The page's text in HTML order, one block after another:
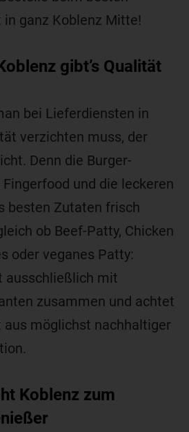
ganz Koblenz Mitte!
gibt’s Qualität
bei Lieferdiensten in
verzichten muss, der
Denn die Burger-
und die leckeren
besten Zutaten frisch
ob Beef-Patty, Chicken
oder veganes Patty:
ausschließlich mit
zusammen und achtet
möglichst nachhaltiger
Koblenz zum